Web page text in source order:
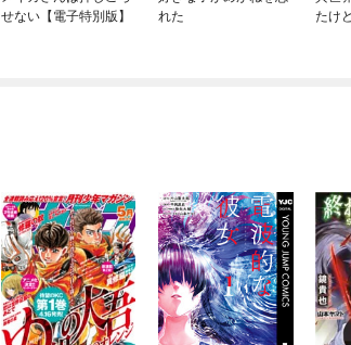
せない【電子特別版】
れた
たけ